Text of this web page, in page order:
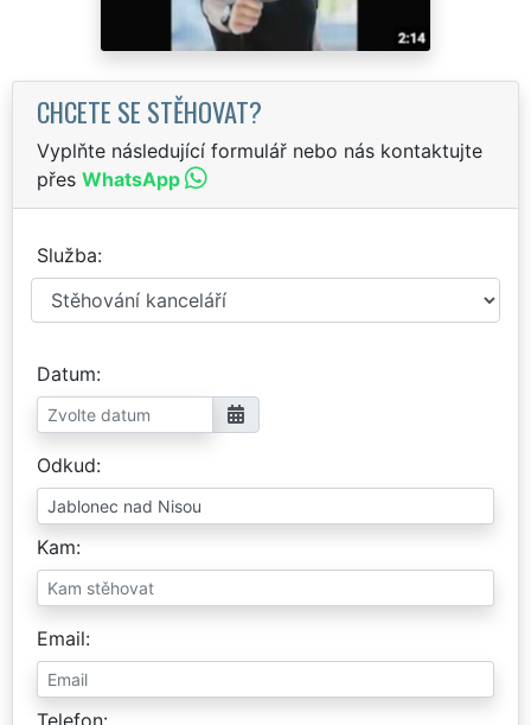
CHCETE SE STĚHOVAT?
Vyplňte následující formulář nebo nás kontaktujte
přes WhatsApp
Služba
Datum
Odkud
Kam
Email
Telefon